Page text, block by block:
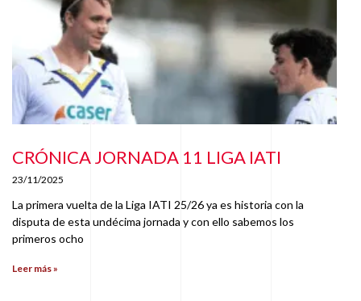
CRÓNICA JORNADA 11 LIGA IATI
23/11/2025
La primera vuelta de la Liga IATI 25/26 ya es historia con la
disputa de esta undécima jornada y con ello sabemos los
primeros ocho
Leer más »